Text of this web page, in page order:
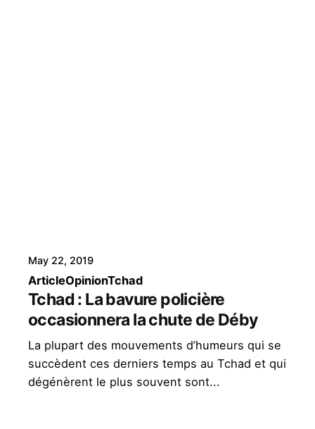
May 22, 2019
ArticleOpinionTchad
Tchad : La bavure policière
occasionnera la chute de Déby
La plupart des mouvements d’humeurs qui se
succèdent ces derniers temps au Tchad et qui
dégénèrent le plus souvent sont...